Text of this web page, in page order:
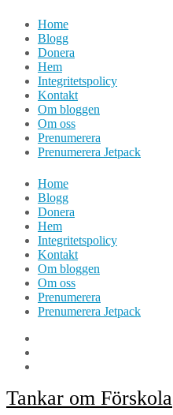
Hoppa
innehåll
Home
Blogg
Donera
Hem
Integritetspolicy
Kontakt
Om bloggen
Om oss
Prenumerera
Prenumerera Jetpack
Home
Blogg
Donera
Hem
Integritetspolicy
Kontakt
Om bloggen
Om oss
Prenumerera
Prenumerera Jetpack
Tankar om Förskola